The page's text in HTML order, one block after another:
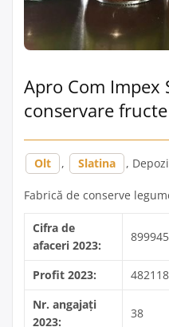
Apro Com Impex
conservare
Olt , Slatina ,
Fabrică de conserve
Cifra de
afaceri 2023:
Profit 2023:
Nr. angajați
2023:
38